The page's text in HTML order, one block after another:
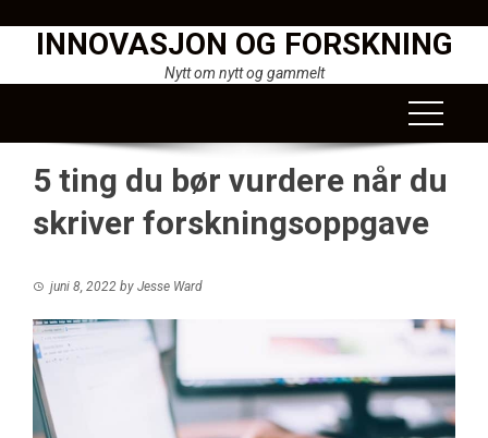
INNOVASJON OG FORSKNING
Nytt om nytt og gammelt
5 ting du bør vurdere når du
skriver forskningsoppgave
juni 8, 2022 by Jesse Ward